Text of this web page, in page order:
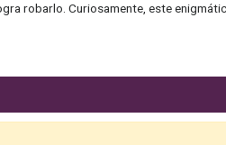
robarlo. Curiosamente, este